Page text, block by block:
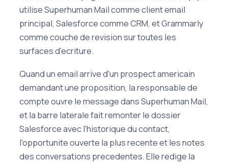
utilise Superhuman Mail comme client email
principal, Salesforce comme CRM, et Grammarly
comme couche de revision sur toutes les
surfaces d'ecriture.
Quand un email arrive d'un prospect americain
demandant une proposition, la responsable de
compte ouvre le message dans Superhuman Mail,
et la barre laterale fait remonter le dossier
Salesforce avec l'historique du contact,
l'opportunite ouverte la plus recente et les notes
des conversations precedentes. Elle redige la